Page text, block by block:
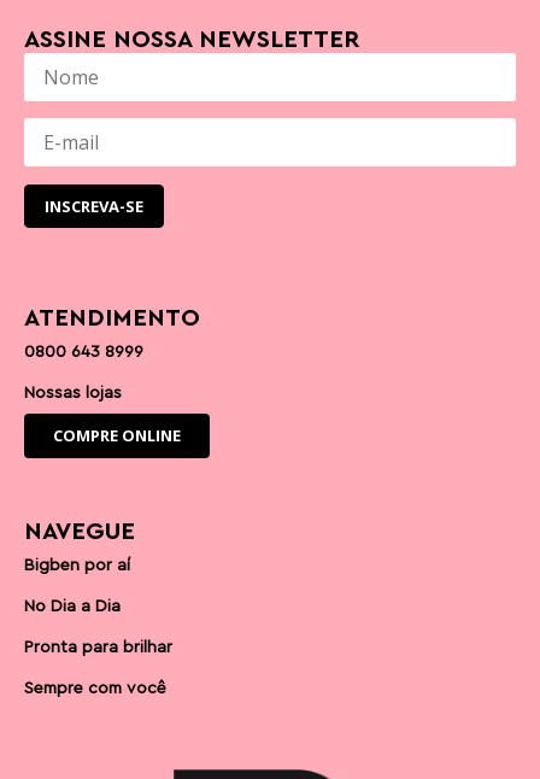
NAVEGUE
Bigben por aí
No Dia a Dia
Pronta para brilhar
Sempre com você
ATENDIMENTO
0800 643 8999
Nossas lojas
COMPRE ONLINE
ASSINE NOSSA NEWSLETTER